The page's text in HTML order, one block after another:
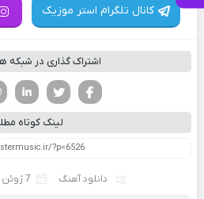
کانال تلگرام استر موزیک
اشتراک گذاری در شبکه
فیسوک
لینک کوتاه
دانلود آهنگ 7 ژوئن 2026